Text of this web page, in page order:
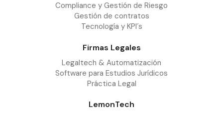
Compliance y Gestión de Riesgo
Gestión de contratos
Tecnología y KPI´s
Firmas Legales
Legaltech & Automatización
Software para Estudios Jurídicos
Práctica Legal
LemonTech